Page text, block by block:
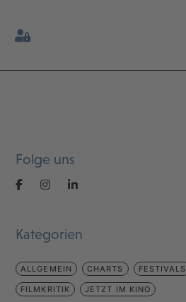
Folge uns
Kategorien
ALLGEMEIN CHARTS FESTIVALS
FILMKRITIK JETZT IM KINO